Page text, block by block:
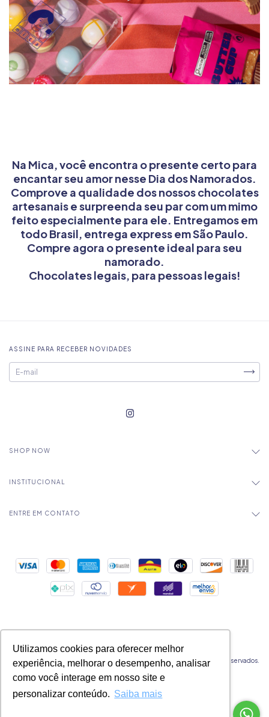
Utilizamos cookies para oferecer melhor
experiência, melhorar o desempenho, analisar
como você interage em nosso site e
personalizar conteúdo. Saiba mais
Na Mica, você encontra o presente certo para
encantar seu amor nesse Dia dos Namorados.
Comprove a qualidade dos nossos chocolates
artesanais e surpreenda seu par com um mimo
feito especialmente para ele. Entregamos em
todo Brasil, entrega express em São Paulo.
Compre agora o presente ideal para seu
namorado.
Chocolates legais, para pessoas legais!
ASSINE PARA RECEBER NOVIDADES
SHOP NOW
INSTITUCIONAL
ENTRE EM CONTATO
Copyright Mica Chocolates - 32524177000183 - 2026. Todos os direitos reservados.